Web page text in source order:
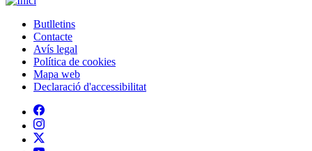
Peu
Butlletins
Contacte
Avís legal
Política de cookies
Mapa web
Declaració d'accessibilitat